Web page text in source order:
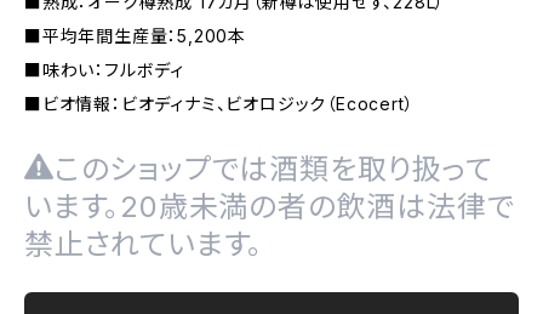
■平均年間生産量：5,200本
■味わい：フルボディ
■ビオ情報：ビオディナミ、ビオロジック（Ecocert）
このショップでは酒類を取り扱って
います。20歳未満の者の飲酒は法律で
禁止されています。